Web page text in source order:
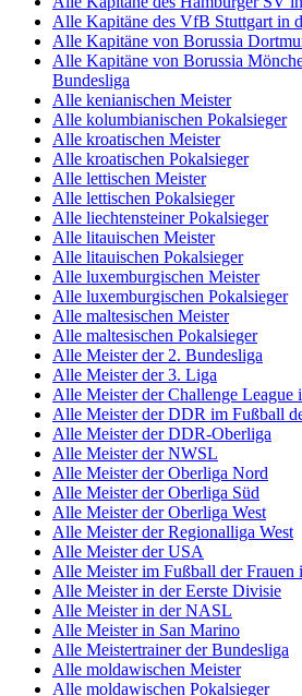
Alle Kapitäne des VfB Stuttgart in
Alle Kapitäne von Borussia
Alle Kapitäne von Borussia
Bundesliga
Alle kenianischen Meister
Alle kolumbianischen Pokalsieger
Alle kroatischen Meister
Alle kroatischen Pokalsieger
Alle lettischen Meister
Alle lettischen Pokalsieger
Alle liechtensteiner Pokalsieger
Alle litauischen Meister
Alle litauischen Pokalsieger
Alle luxemburgischen Meister
Alle luxemburgischen Pokalsieger
Alle maltesischen Meister
Alle maltesischen Pokalsieger
Alle Meister der 2. Bundesliga
Alle Meister der 3. Liga
Alle Meister der Challenge League
Alle Meister der DDR im Fußball
Alle Meister der DDR-Oberliga
Alle Meister der NWSL
Alle Meister der Oberliga Nord
Alle Meister der Oberliga Süd
Alle Meister der Oberliga West
Alle Meister der Regionalliga West
Alle Meister der USA
Alle Meister im Fußball der Frauen
Alle Meister in der Eerste Divisie
Alle Meister in der NASL
Alle Meister in San Marino
Alle Meistertrainer der Bundesliga
Alle moldawischen Meister
Alle moldawischen Pokalsieger